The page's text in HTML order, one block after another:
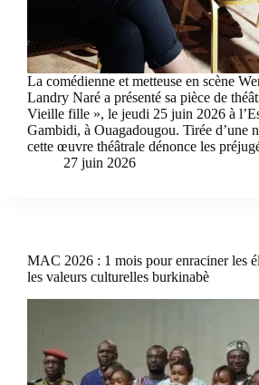
La comédienne et metteuse en scène
Landry Naré a présenté sa pièce de
Vieille fille », le jeudi 25 juin 2026 à
Gambidi, à Ouagadougou. Tirée d’une
cette œuvre théâtrale dénonce les
27 juin 2026
MAC 2026 : 1 mois pour enraciner les
les valeurs culturelles burkinabè